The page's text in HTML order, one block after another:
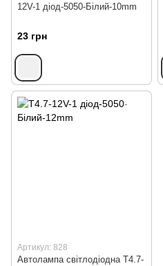
12V-1 діод-5050-Білий-10mm
23 грн
Артикул: 828
Автолампа світлодіодна T4.7-